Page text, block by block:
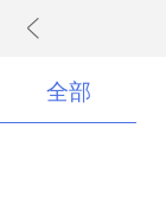
全部